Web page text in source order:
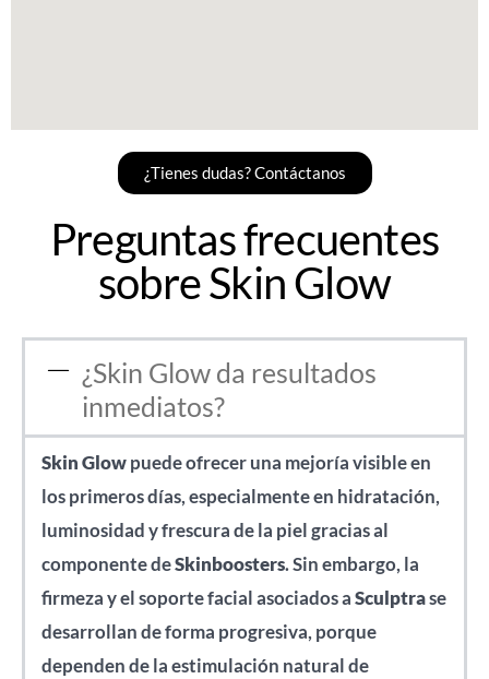
¿Tienes dudas? Contáctanos
Preguntas frecuentes
sobre Skin Glow
¿Skin Glow da resultados
inmediatos?
Skin Glowpuede ofrecer una mejoría visible en
los primeros días, especialmente en hidratación,
luminosidad y frescura de la piel gracias al
componente deSkinboosters. Sin embargo, la
firmeza y el soporte facial asociados aSculptrase
desarrollan de forma progresiva, porque
dependen de la estimulación natural de